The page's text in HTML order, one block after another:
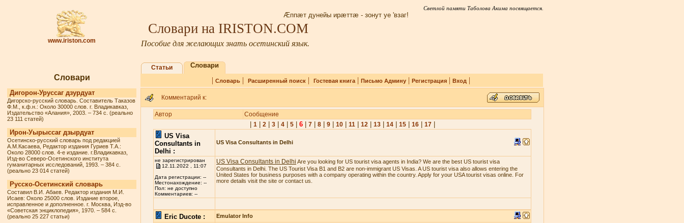
www.iriston.com
Светлой памяти Таболова Акима посвящается.
Æппæт дунейы ирæттæ - зонут уе 'взаг!
Словари на IRISTON.COM
Пособие для желающих знать осетинский язык.
Словари
Дигорон-Уруссаг дзурдуат
Дигорско-русский словарь. Составитель Таказов
Ф.М., к.ф.н.: Около 30000 слов. г. Владикавказ,
Издательство «Алания», 2003. – 734 с. (реально
23 111 статей)
Ирон-Уырыссаг дзырдуат
Осетинско-русский словарь под редакцией
А.М.Касаева, Редактор издания Гуриев Т.А.:
Около 28000 слов. 4-е издание. г.Владикавказ,
Изд-во Северо-Осетинского института
гуманитарных исследований, 1993. – 384 с.
(реально 23 014 статей)
Русско-Осетинский словарь
Составил В.И. Абаев. Редактор издания М.И.
Исаев: Около 25000 слов. Издание второе,
исправленное и дополненное. г. Москва, Изд-во
«Советская энциклопедия», 1970. – 584 с.
(реально 25 227 статьи)
Статьи Словари
| Словарь| Расширенный поиск| Гостевая книга| Письмо Админу| Регистрация| Вход |
Комментарий к:
Автор Сообщение
1| 2| 3| 4| 5| 6| 7| 8| 9| 10| 11| 12| 13| 14| 15| 16| 17|
US Visa
Consultants in
Delhi :
US Visa Consultants in Delhi
не зарегистрирован
12.11.2022 , 11:07
Дата регистрации: --
Местонахождение: --
Пол: не доступно
Комментариев: --
US Visa Consultants in Delhi Are you looking for US tourist visa agents in India? We are the best US tourist visa
Consultants in Delhi. The US Tourist Visa B1 and B2 are non-immigrant US Visas. A US tourist visa also allows entering the
United States for business purposes with a company operating within the country. Apply for your USA tourist visas online. For
more details visit the site or contact us.
Eric Ducote : Emulator Info